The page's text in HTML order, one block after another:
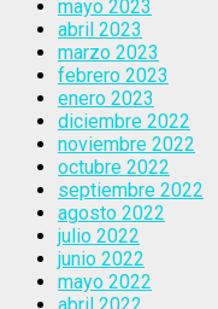
mayo 2023
abril 2023
marzo 2023
febrero 2023
enero 2023
diciembre 2022
noviembre 2022
octubre 2022
septiembre 2022
agosto 2022
julio 2022
junio 2022
mayo 2022